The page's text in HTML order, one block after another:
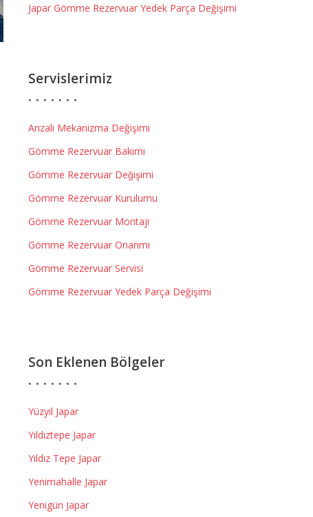
Japar Gömme Rezervuar Yedek Parça Değişimi
Servislerimiz
Arızalı Mekanizma Değişimi
Gömme Rezervuar Bakımı
Gömme Rezervuar Değişimi
Gömme Rezervuar Kurulumu
Gömme Rezervuar Montajı
Gömme Rezervuar Onarımı
Gömme Rezervuar Servisi
Gömme Rezervuar Yedek Parça Değişimi
Son Eklenen Bölgeler
Yüzyıl Japar
Yıldıztepe Japar
Yıldız Tepe Japar
Yenimahalle Japar
Yenigün Japar